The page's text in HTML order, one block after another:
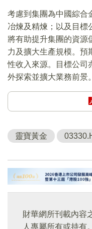
考慮到集團為中國綜合
冶煉及精煉；以及目標
將有助提升集團的資源
力及擴大生產規模。預
性收入來源。目標公司
外探索並擴大業務前景。
靈寶黃金
財華網所刊載內容
人專屬所有或持有